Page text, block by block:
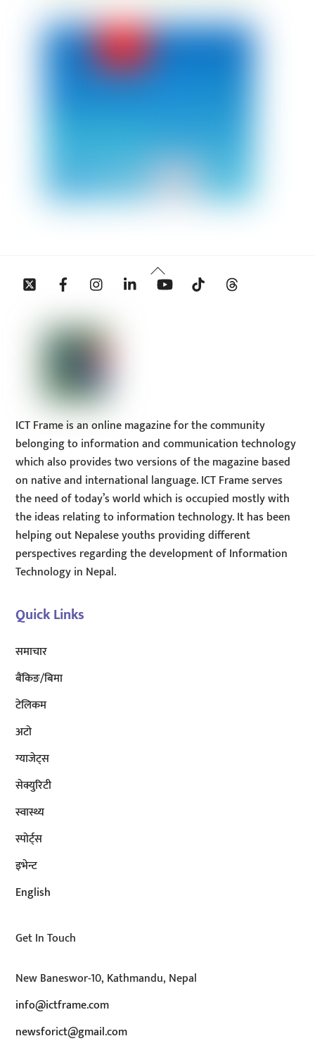
Back
To
Twitter Facebook InstagramLinkedin YouTube Tiktok
ICT Frame is an online magazine for the community
belonging to information and communication technology
which also provides two versions of the magazine based
on native and international language. ICT Frame serves
the need of today’s world which is occupied mostly with
the ideas relating to information technology. It has been
helping out Nepalese youths providing different
perspectives regarding the development of Information
Technology in Nepal.
Quick Links
समाचार
बैंकिङ/बिमा
टेलिकम
अटाे
ग्याजेट्स
सेक्युरिटी
स्वास्थ्य
स्पोर्ट्स
इभेन्ट
English
Get In Touch
New Baneswor-10, Kathmandu, Nepal
info@ictframe.com
newsforict@gmail.com